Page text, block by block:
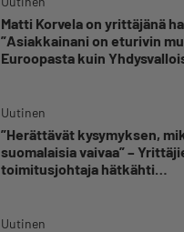
Matti Korvela on yrittäjänä
”Asiakkainani on eturivin
Euroopasta kuin
Uutinen
”Herättävät kysymyksen,
suomalaisia vaivaa” –
toimitusjohtaja hätkähti
Uutinen